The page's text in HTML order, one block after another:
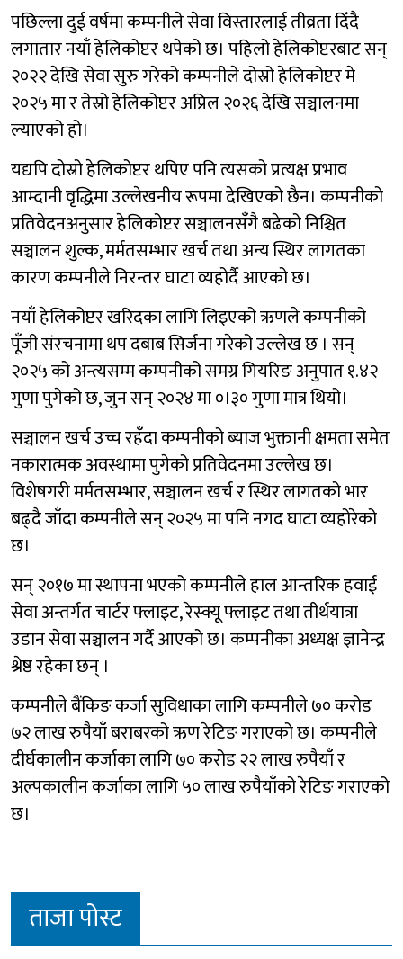
पछिल्ला दुई वर्षमा कम्पनीले सेवा विस्तारलाई तीव्रता दिँदै
लगातार नयाँ हेलिकोप्टर थपेको छ। पहिलो हेलिकोप्टरबाट सन्
२०२२ देखि सेवा सुरु गरेको कम्पनीले दोस्रो हेलिकोप्टर मे
२०२५ मा र तेस्रो हेलिकोप्टर अप्रिल २०२६ देखि सञ्चालनमा
ल्याएको हो।
यद्यपि दोस्रो हेलिकोप्टर थपिए पनि त्यसको प्रत्यक्ष प्रभाव
आम्दानी वृद्धिमा उल्लेखनीय रूपमा देखिएको छैन। कम्पनीको
प्रतिवेदनअनुसार हेलिकोप्टर सञ्चालनसँगै बढेको निश्चित
सञ्चालन शुल्क, मर्मतसम्भार खर्च तथा अन्य स्थिर लागतका
कारण कम्पनीले निरन्तर घाटा व्यहोर्दै आएको छ।
नयाँ हेलिकोप्टर खरिदका लागि लिइएको ऋणले कम्पनीको
पूँजी संरचनामा थप दबाब सिर्जना गरेको उल्लेख छ । सन्
२०२५ को अन्त्यसम्म कम्पनीको समग्र गियरिङ अनुपात १.४२
गुणा पुगेको छ, जुन सन् २०२४ मा ०।३० गुणा मात्र थियो।
सञ्चालन खर्च उच्च रहँदा कम्पनीको ब्याज भुक्तानी क्षमता समेत
नकारात्मक अवस्थामा पुगेको प्रतिवेदनमा उल्लेख छ।
विशेषगरी मर्मतसम्भार, सञ्चालन खर्च र स्थिर लागतको भार
बढ्दै जाँदा कम्पनीले सन् २०२५ मा पनि नगद घाटा व्यहोरेको
छ।
सन् २०१७ मा स्थापना भएको कम्पनीले हाल आन्तरिक हवाई
सेवा अन्तर्गत चार्टर फ्लाइट, रेस्क्यू फ्लाइट तथा तीर्थयात्रा
उडान सेवा सञ्चालन गर्दै आएको छ। कम्पनीका अध्यक्ष ज्ञानेन्द्र
श्रेष्ठ रहेका छन् ।
कम्पनीले बैंकिङ कर्जा सुविधाका लागि कम्पनीले ७० करोड
७२ लाख रुपैयाँ बराबरको ऋण रेटिङ गराएको छ। कम्पनीले
दीर्घकालीन कर्जाका लागि ७० करोड २२ लाख रुपैयाँ र
अल्पकालीन कर्जाका लागि ५० लाख रुपैयाँको रेटिङ गराएको
छ।
ताजा पोस्ट